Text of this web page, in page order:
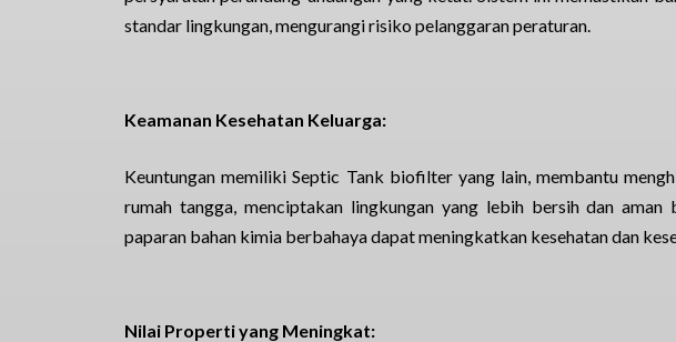
standar lingkungan, mengurangi risiko pelanggaran peraturan.
Keamanan Kesehatan Keluarga:
Keuntungan memiliki Septic Tank biofilter yang lain, membantu
rumah tangga, menciptakan lingkungan yang lebih bersih dan
paparan bahan kimia berbahaya dapat meningkatkan kesehatan dan
Nilai Properti yang Meningkat: